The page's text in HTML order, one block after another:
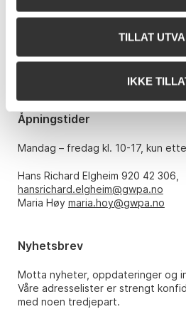
TILLAT
IKKE
Bankplassen 1A
Telefon: 22 86 21 86
post@gwpa.no
Åpningstider
Mandag – fredag kl. 10-17, kun
Hans Richard Elgheim 920 42 306,
hansrichard.elgheim@gwpa.no
Maria Høy maria.hoy@gwpa.no
Nyhetsbrev
Motta nyheter, oppdateringer og
Våre adresselister er strengt
med noen tredjepart.